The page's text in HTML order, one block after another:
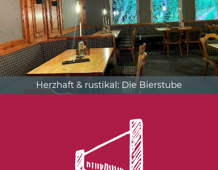
Herzhaft & rustikal: Die Bierstube